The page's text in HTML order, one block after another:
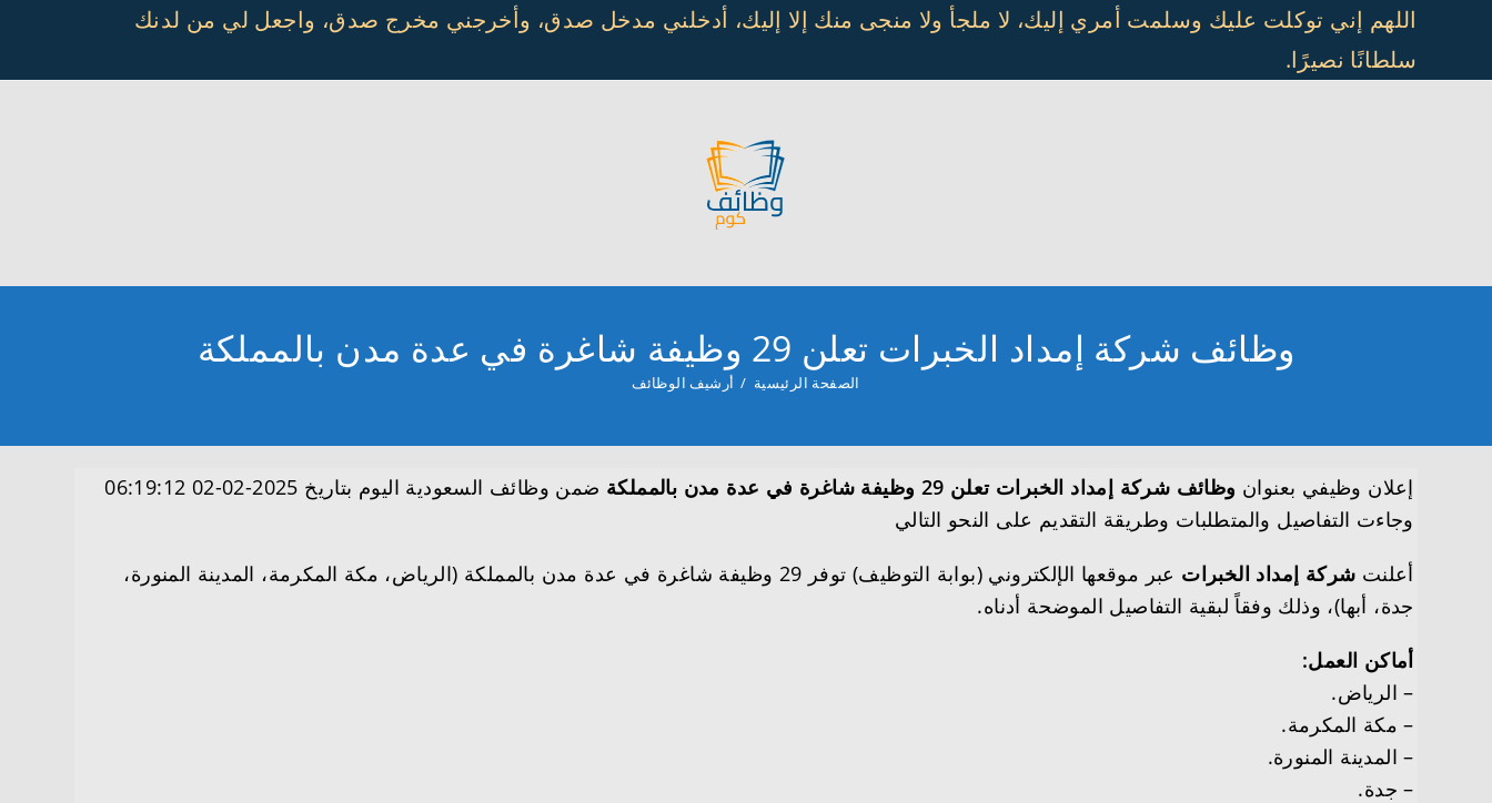
content
اللهم إني توكلت عليك وسلمت أمري إليك، لا ملجأ ولا منجى منك إلا إليك، أدخلني مدخل صدق، وأخرجني مخرج صدق، واجعل لي من لدنك
سلطانًا نصيرًا.
وظائف شركة إمداد الخبرات تعلن 29 وظيفة شاغرة في عدة مدن بالمملكة
الصفحة الرئيسية / أرشيف الوظائف
إعلان وظيفي بعنوان وظائف شركة إمداد الخبرات تعلن 29 وظيفة شاغرة في عدة مدن بالمملكة
ضمن وظائف السعودية اليوم بتاريخ 2025-02-02 06:19:12
وجاءت التفاصيل والمتطلبات وطريقة التقديم على النحو التالي
أعلنت شركة إمداد الخبرات
عبر موقعها الإلكتروني (بوابة التوظيف) توفر 29 وظيفة شاغرة في عدة مدن بالمملكة (الرياض، مكة المكرمة، المدينة المنورة،
جدة، أبها)، وذلك وفقاً لبقية التفاصيل الموضحة أدناه.
أماكن العمل:
– الرياض.
– مكة المكرمة.
– المدينة المنورة.
– جدة.